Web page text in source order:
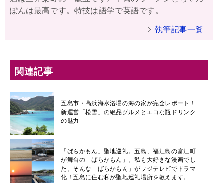
ぽんは最高です。特技は語学で英語です。
執筆記事一覧
関連記事
五島市・高浜海水浴場の海の家が完全レポート！
新運営「松雪」の絶品グルメとエコな瓶ドリンク
の魅力
「ばらかもん」聖地巡礼。五島、福江島の富江町
が舞台の「ばらかもん」。私も大好きな漫画でし
た。そんな「ばらかもん」がフジテレビでドラマ
化！五島に住む私が聖地巡礼場所を教えます。